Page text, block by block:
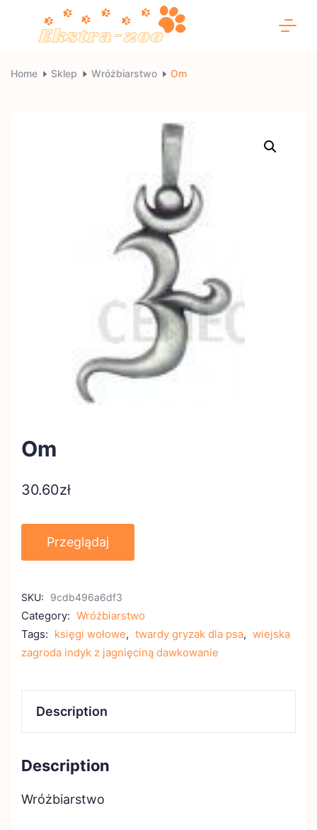
Ekstra-
Home Sklep Wróżbiarstwo Om
Om
30.60zł
Przeglądaj
SKU: 9cdb496a6df3
Category: Wróżbiarstwo
Tags: księgi wołowe, twardy gryzak dla psa, wiejska
zagroda indyk z jagnięciną dawkowanie
Description
Description
Wróżbiarstwo